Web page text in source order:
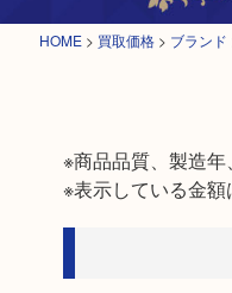
HOME > 買取価格 > ブランド
※商品品質、製造年
※表示している金額